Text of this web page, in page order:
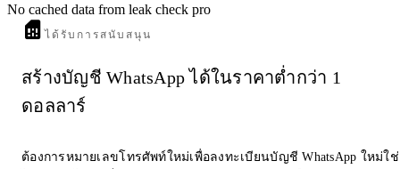
No cached data from leak check pro
ได้รับการสนับสนุน
สร้างบัญชี WhatsApp ได้ในราคาต่ำกว่า 1
ดอลลาร์
ต้องการหมายเลขโทรศัพท์ใหม่เพื่อลงทะเบียนบัญชี WhatsApp ใหม่ใช่